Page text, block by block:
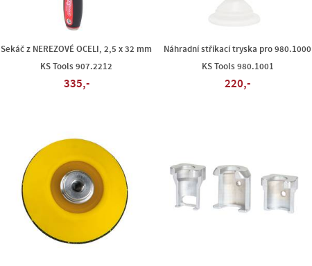
Sekáč z NEREZOVÉ OCELI, 2,5 x 32 mm
KS Tools 907.2212
335,-
Náhradní stříkací tryska pro 980.1000
KS Tools 980.1001
220,-